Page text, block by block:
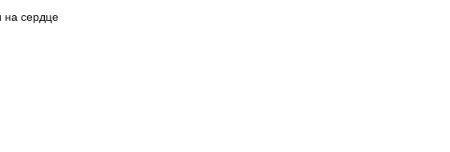
на сердце